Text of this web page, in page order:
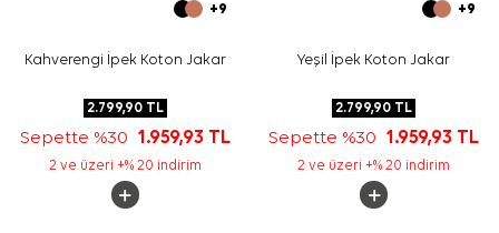
+9
Kahverengi İpek Koton Jakar
2.799,90TL
Sepette %30 1.959,93 TL
2 ve üzeri +% 20 indirim
+9
Yeşil İpek Koton Jakar
2.799,90 TL
Sepette %30 1.959,93 TL
2 ve üzeri +% 20 indirim